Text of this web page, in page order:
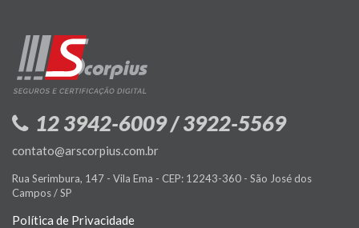
12 3942-6009 / 3922-5569
contato@arscorpius.com.br
Rua Serimbura, 147 - Vila Ema - CEP: 12243-360 - São José dos
Campos / SP
Política de Privacidade